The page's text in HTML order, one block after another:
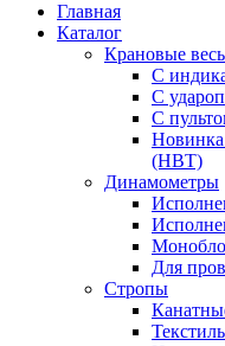
Главная
Каталог
Крановые
С
С
С
(НВТ)
Динамометры
Для
Стропы